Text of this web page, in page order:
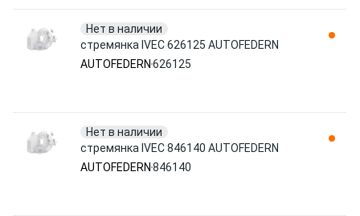
Нет в наличии
стремянка IVEC 626125 AUTOFEDERN
AUTOFEDERN 626125
Нет в наличии
стремянка IVEC 846140 AUTOFEDERN
AUTOFEDERN 846140